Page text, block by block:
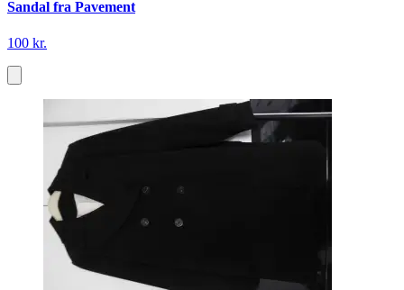
Sandal fra Pavement
100 kr.